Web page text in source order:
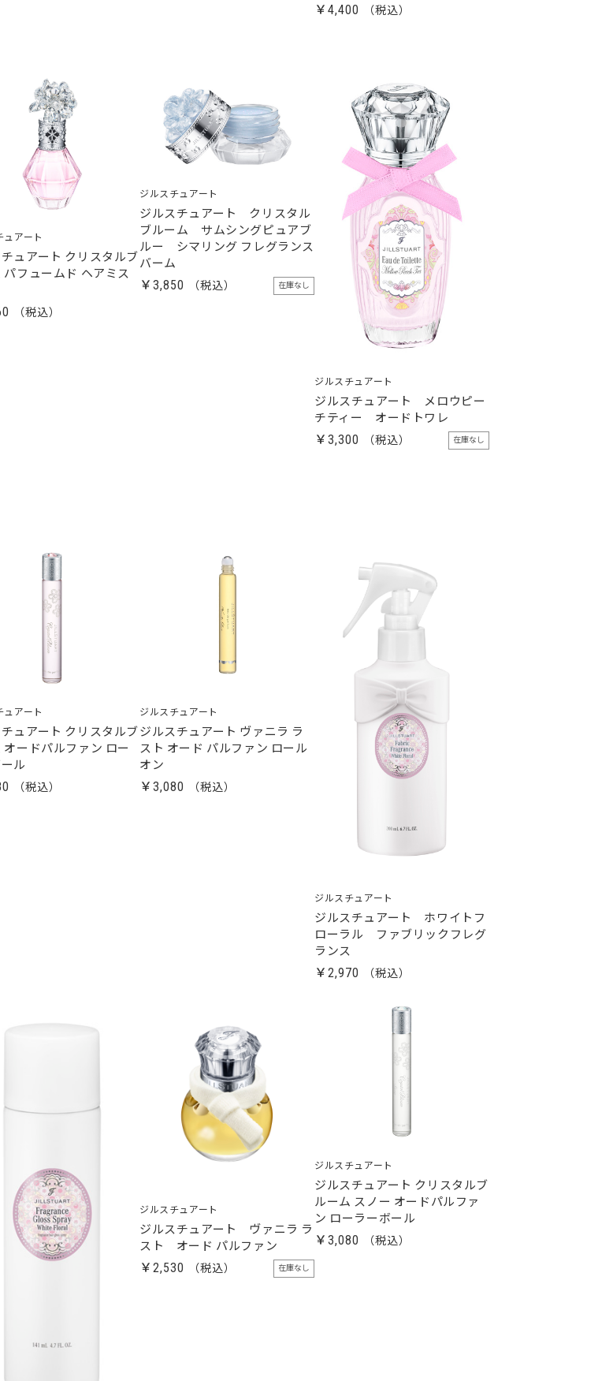
￥4,400
ュアート
ュアート クリスタルブ
パフュームド ヘアミス
ジルスチュアート
ジルスチュアート クリスタル
ブルーム サムシングピュアブ
ルー シマリング フレグランス
バーム
￥3,850 在庫なし
ジルスチュアート
ジルスチュアート メロウピー
チティー オードトワレ
￥3,300 在庫なし
ュアート
ュアート クリスタルブ
オードパルファン ロー
ル
ジルスチュアート
ジルスチュアート ヴァニラ ラ
スト オード パルファン ロール
オン
￥3,080
ジルスチュアート
ジルスチュアート ホワイトフ
ローラル ファブリックフレグ
ランス
￥2,970
ジルスチュアート
ジルスチュアート ヴァニラ ラ
スト オード パルファン
￥2,530 在庫なし
ジルスチュアート
ジルスチュアート クリスタルブ
ルーム スノー オードパルファ
ン ローラーボール
￥3,080